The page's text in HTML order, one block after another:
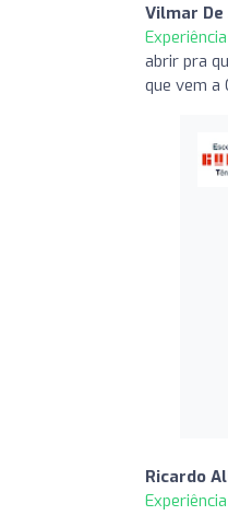
Vilmar De
abrir pra
que vem a
Ricardo